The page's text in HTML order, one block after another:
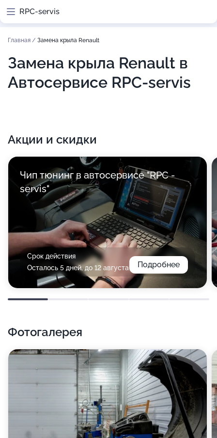
RPC-servis
Главная / Замена крыла Renault
Замена крыла Renault в
Автосервисе RPC-servis
Акции и скидки
Чип тюнинг в автосервисе "RPC -
servis"
Срок действия
Осталось 5 дней, до 12 августа
Подробнее
Фотогалерея